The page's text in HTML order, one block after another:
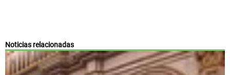
Noticias relacionadas